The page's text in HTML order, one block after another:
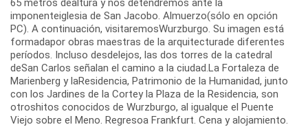
imponenteiglesia de San Jacobo. Almuerzo(sólo en opción
PC). A continuación, visitaremosWurzburgo. Su imagen está
formadapor obras maestras de la arquitecturade diferentes
períodos. Incluso desdelejos, las dos torres de la catedral
deSan Carlos señalan el camino a la ciudad.La Fortaleza de
Marienberg y laResidencia, Patrimonio de la Humanidad, junto
con los Jardines de la Cortey la Plaza de la Residencia, son
otroshitos conocidos de Wurzburgo, al igualque el Puente
Viejo sobre el Meno. Regresoa Frankfurt. Cena y alojamiento.